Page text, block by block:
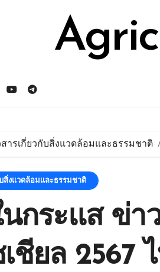
ารเกี่ยวกับสิ่งแวดล้อมและธรรมชาติ
สิ่งแวดล้อมและธรรมชาติ
กระแส ข่า
เชียล 2567